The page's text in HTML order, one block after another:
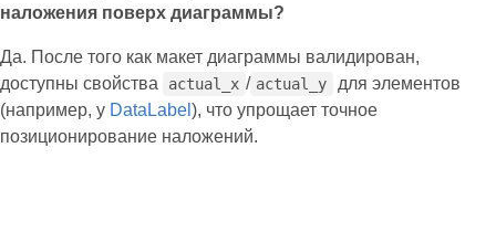
наложения поверх диаграммы?
Да. После того как макет диаграммы валидирован,
доступны свойства
actual_x / actual_y
для элементов
(например, у DataLabel ), что упрощает точное
позиционирование наложений.